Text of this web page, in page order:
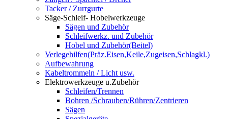
Tacker / Zurrgurte
Säge-Schleif- Hobelwerkzeuge
Sägen und Zubehör
Schleifwerkz. und Zubehör
Hobel und Zubehör(Beitel)
Verlegehilfen(Präz.Eisen,Keile,Zugeisen,Schlagkl.)
Aufbewahrung
Kabeltrommeln / Licht usw.
Elektrowerkzeuge u.Zubehör
Schleifen/Trennen
Bohren /Schrauben/Rühren/Zentrieren
Sägen